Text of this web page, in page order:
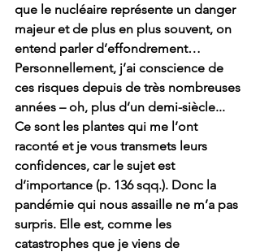
que le nucléaire représente un danger
majeur et de plus en plus souvent, on
entend parler d’effondrement…
Personnellement, j’ai conscience de
ces risques depuis de très nombreuses
années – oh, plus d’un demi-siècle...
Ce sont les plantes qui me l’ont
raconté et je vous transmets leurs
confidences, car le sujet est
d’importance (p. 136 sqq.). Donc la
pandémie qui nous assaille ne m’a pas
surpris. Elle est, comme les
catastrophes que je viens de